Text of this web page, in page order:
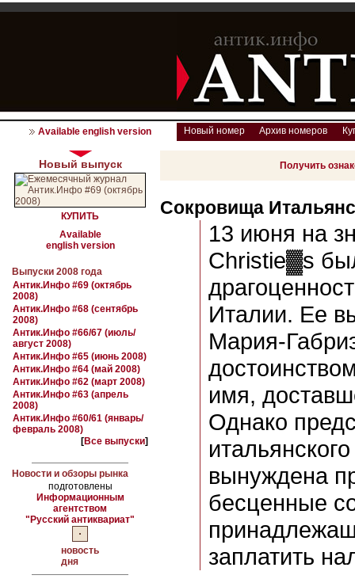
Available english version Новый номер Архив номеров
Новый выпуск
КУПИТЬ
Available
english version
Выпуски 2008 года
Антик.Инфо #69 (октябрь
2008)
Антик.Инфо #68 (сентябрь
2008)
Антик.Инфо #66/67 (июль/
август 2008)
Антик.Инфо #65 (июнь 2008)
Антик.Инфо #64 (май 2008)
Антик.Инфо #62 (март 2008)
Антик.Инфо #63 (апрель
2008)
Антик.Инфо #60/61 (январь/
февраль 2008)
[Все выпуски]
Новости и обзоры рынка
подготовлены
Информационным
агентством
"Русский антиквариат"
новость
дня
Получить
Сокровища
13 июня на
Christie▓s
Италии. Ее
Мария-
имя,
Однако
вынуждена
бесценные
заплатить